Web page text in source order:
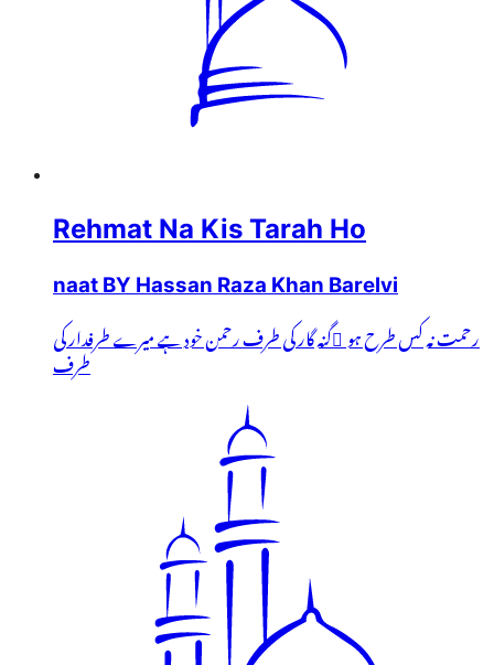
Rehmat Na Kis Tarah Ho
naat BY Hassan Raza Khan Barelvi
رحمت نہ کس طرح ہو ُگنہ گار کی طرف رحمن خود ہے میرے طرفدار کی
طرف